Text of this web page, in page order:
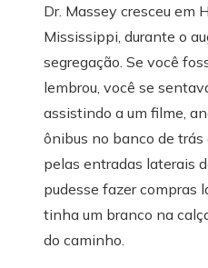
Dr. Massey cresceu em
Mississippi, durante o
segregação. Se você
lembrou, você se
assistindo a um filme,
ônibus no banco de trás
pelas entradas laterais
pudesse fazer compras
tinha um branco na
do caminho.